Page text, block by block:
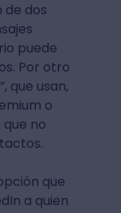
de dos
puede
Por otro
que usan,
o
no
que
a quien